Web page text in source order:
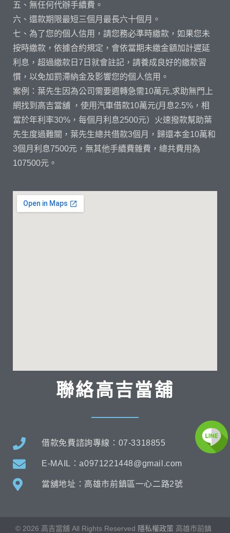
五、無任何代辦手續費。
六、還款期限最短三個月最長六十個月。
七、為了您的個人信用，請您務必準時繳款，如果您未
按時繳款，依據合約規定，會依當期未繳金額加計遲延
利息，超過繳款日7日就會註記，請養成良好的繳款習
慣，以免加罰滯納金及影響您的個人信用。
案例：葉先生因為公司需要週轉急需10萬元,求助無門上
網找到高吉當舖 ，使用汽車借款10萬元(月息2.5%，相
當於年利率30%，每個月利息2500元）火速撥款幫助葉
先生度過難關，葉先生總共借款3個月，歸還本金10萬和
3個月利息7500元，無其他手續費雜費，總共費用為
107500元。
聯絡高吉當舖
借款免費諮詢專線：07-3318855
E-MAIL：a0971221448@gmail.com
當舖地址：高雄市前鎮區一心二路2號
© 2026 高吉當舖 All Rights Reserved 隱私權政策 高雄市前鎮